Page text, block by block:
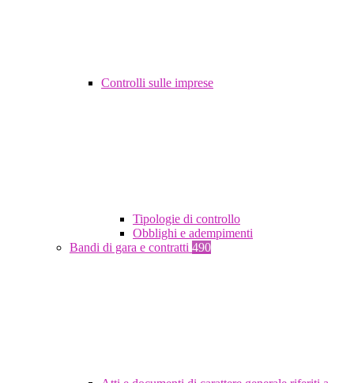
Controlli sulle imprese
Tipologie di controllo
Obblighi e adempimenti
Bandi di gara e contratti 490